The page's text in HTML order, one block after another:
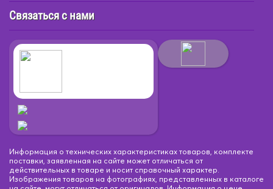
Связаться с нами
Информация о технических характеристиках товаров, комплекте
поставки, заявленная на сайте может отличаться от
действительных в товаре и носит справочный характер.
Изображения товаров на фотографиях, представленных в каталоге